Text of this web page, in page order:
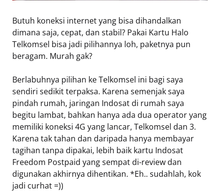
Butuh koneksi internet yang bisa dihandalkan
dimana saja, cepat, dan stabil? Pakai Kartu Halo
Telkomsel bisa jadi pilihannya loh, paketnya pun
beragam. Murah gak?
Berlabuhnya pilihan ke Telkomsel ini bagi saya
sendiri sedikit terpaksa. Karena semenjak saya
pindah rumah, jaringan Indosat di rumah saya
begitu lambat, bahkan hanya ada dua operator yang
memiliki koneksi 4G yang lancar, Telkomsel dan 3.
Karena tak tahan dan daripada hanya membayar
tagihan tanpa dipakai, lebih baik kartu Indosat
Freedom Postpaid yang sempat di-review dan
digunakan akhirnya dihentikan. *Eh.. sudahlah, kok
jadi curhat =))